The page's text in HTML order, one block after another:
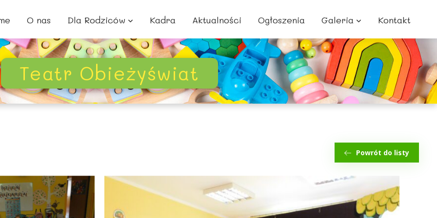
O nas Dla Rodziców Kadra Aktualności Ogłoszenia Galeria Kontakt
Teatr Obieżyświat
Powrót do listy